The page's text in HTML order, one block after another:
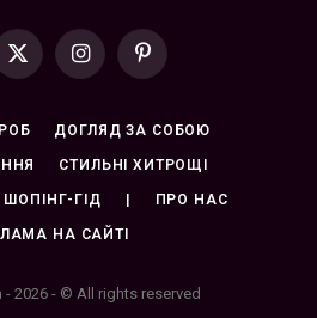
X
InstagramPinterest
ДОГЛЯД ЗА СОБОЮ
СТИЛЬНІ ХИТРОЩІ
ШОПІНГ-ГІД | ПРО НАС
НА САЙТІ
- 2026 - © All rights reserved